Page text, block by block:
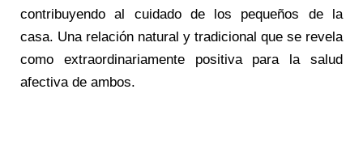
contribuyendo al cuidado de los pequeños de la
casa. Una relación natural y tradicional que se revela
como extraordinariamente positiva para la salud
afectiva de ambos.